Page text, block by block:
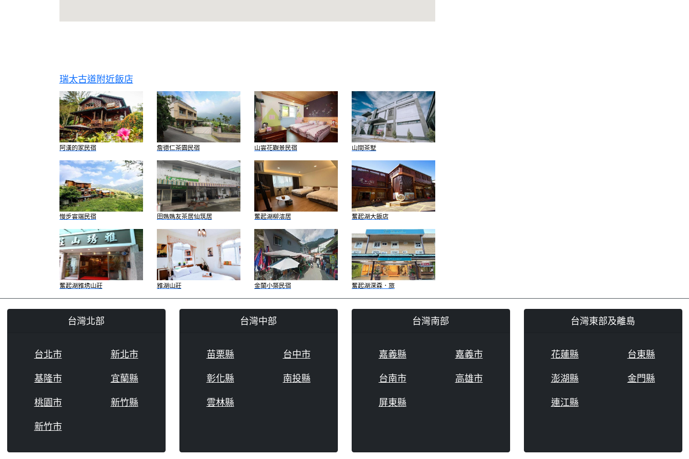
瑞太古道附近飯店
阿漢的家民宿 詹德仁茶園民宿 山雲花觀景民宿 山間茶墅
慢步雲端民宿 田媽媽友茶居仙筑居 奮起湖柳澐居 奮起湖大飯店
奮起湖雅琇山莊 雅湖山莊 金蘭小築民宿 奮起湖深森．旅
台灣北部
台北市
新北市
基隆市
宜蘭縣
桃園市
新竹縣
新竹市
台灣中部
苗栗縣
台中市
彰化縣
南投縣
雲林縣
台灣南部
嘉義縣
嘉義市
台南市
高雄市
屏東縣
台灣東部及離島
花蓮縣
台東縣
澎湖縣
金門縣
連江縣